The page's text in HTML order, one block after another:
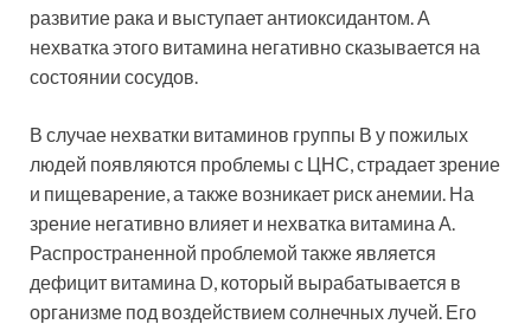
развитие рака и выступает антиоксидантом. А
нехватка этого витамина негативно сказывается на
состоянии сосудов.
В случае нехватки витаминов группы В у пожилых
людей появляются проблемы с ЦНС, страдает зрение
и пищеварение, а также возникает риск анемии. На
зрение негативно влияет и нехватка витамина А.
Распространенной проблемой также является
дефицит витамина D, который вырабатывается в
организме под воздействием солнечных лучей. Его